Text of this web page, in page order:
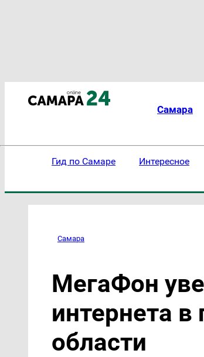
Самара
Гид по Самаре Интересное
Самара
МегаФон
интернета
области